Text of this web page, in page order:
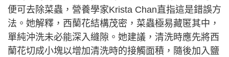
便可去除菜蟲，營養學家Krista Chan直指這是錯誤方
法。她解釋，西蘭花結構茂密，菜蟲極易藏匿其中，
單純沖洗未必能深入縫隙。她建議，清洗時應先將西
蘭花切成小塊以增加清洗時的接觸面積，隨後加入鹽